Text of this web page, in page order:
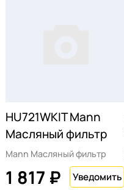
HU721WKIT Mann
Масляный фильтр
Mann Масляный фильтр
1 817 ₽